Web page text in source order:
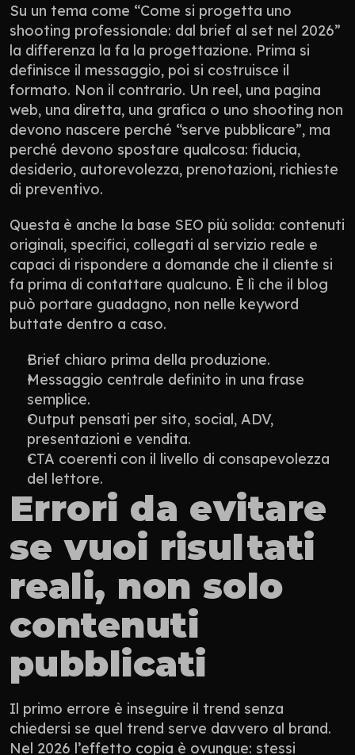
Su un tema come “Come si progetta uno
shooting professionale: dal brief al set nel 2026”
la differenza la fa la progettazione. Prima si
definisce il messaggio, poi si costruisce il
formato. Non il contrario. Un reel, una pagina
web, una diretta, una grafica o uno shooting non
devono nascere perché “serve pubblicare”, ma
perché devono spostare qualcosa: fiducia,
desiderio, autorevolezza, prenotazioni, richieste
di preventivo.
Questa è anche la base SEO più solida: contenuti
originali, specifici, collegati al servizio reale e
capaci di rispondere a domande che il cliente si
fa prima di contattare qualcuno. È lì che il blog
può portare guadagno, non nelle keyword
buttate dentro a caso.
Brief chiaro prima della produzione.
Messaggio centrale definito in una frase
semplice.
Output pensati per sito, social, ADV,
presentazioni e vendita.
CTA coerenti con il livello di consapevolezza
del lettore.
Errori da evitare
se vuoi risultati
reali, non solo
contenuti
pubblicati
Il primo errore è inseguire il trend senza
chiedersi se quel trend serve davvero al brand.
Nel 2026 l’effetto copia è ovunque: stessi